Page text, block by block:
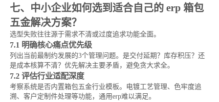
七、中小企业如何选到适合自己的 erp 箱包
五金解决方案？
选型失败往往源于需求不清或过度追求功能全面。
7.1 明确核心痛点优先级
列出当前最制约发展的3个管理问题。是交付延期？库存积压？还
是成本核算不清？优先解决主要矛盾，避免贪大求全。
7.2 评估行业适配深度
考察系统是否内置箱包五金行业模板。电镀工艺管理、色牢度追
溯、客户定制件处理等功能，通用erp难以满足。